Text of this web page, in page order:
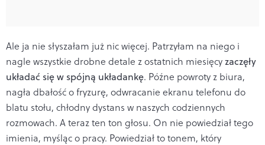
Ale ja nie słyszałam już nic więcej. Patrzyłam na niego i
nagle wszystkie drobne detale z ostatnich miesięcyzaczęły
układać się w spójną układankę. Późne powroty z biura,
nagła dbałość o fryzurę, odwracanie ekranu telefonu do
blatu stołu, chłodny dystans w naszych codziennych
rozmowach. A teraz ten ton głosu. On nie powiedział tego
imienia, myśląc o pracy. Powiedział to tonem, który